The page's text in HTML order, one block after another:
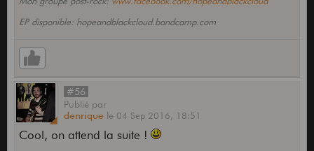
EP disponible: hopeandblackcloud.bandcamp.com
#56
Publié par
denrique le 04 Sep 2016, 18:51
Cool, on attend la suite !